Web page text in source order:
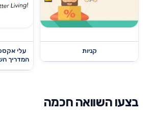
קניות
המדריך
בצעו השוואה חכמה